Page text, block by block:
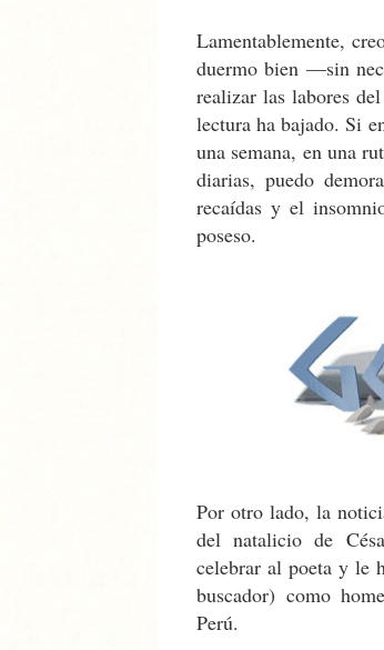
Lamentablemente,
duermo bien —sin
realizar las labores
lectura ha bajado. Si
una semana, en una
diarias, puedo
recaídas y el
poseso.
Por otro lado, la
del natalicio de
celebrar al poeta y le
buscador) como
Perú.